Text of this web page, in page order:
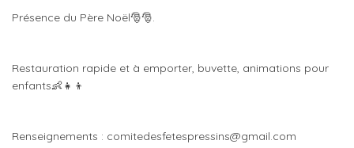
Présence du Père Noël🎅🎅.
Restauration rapide et à emporter, buvette, animations pour
enfants👶👧👦
Renseignements : comitedesfetespressins@gmail.com